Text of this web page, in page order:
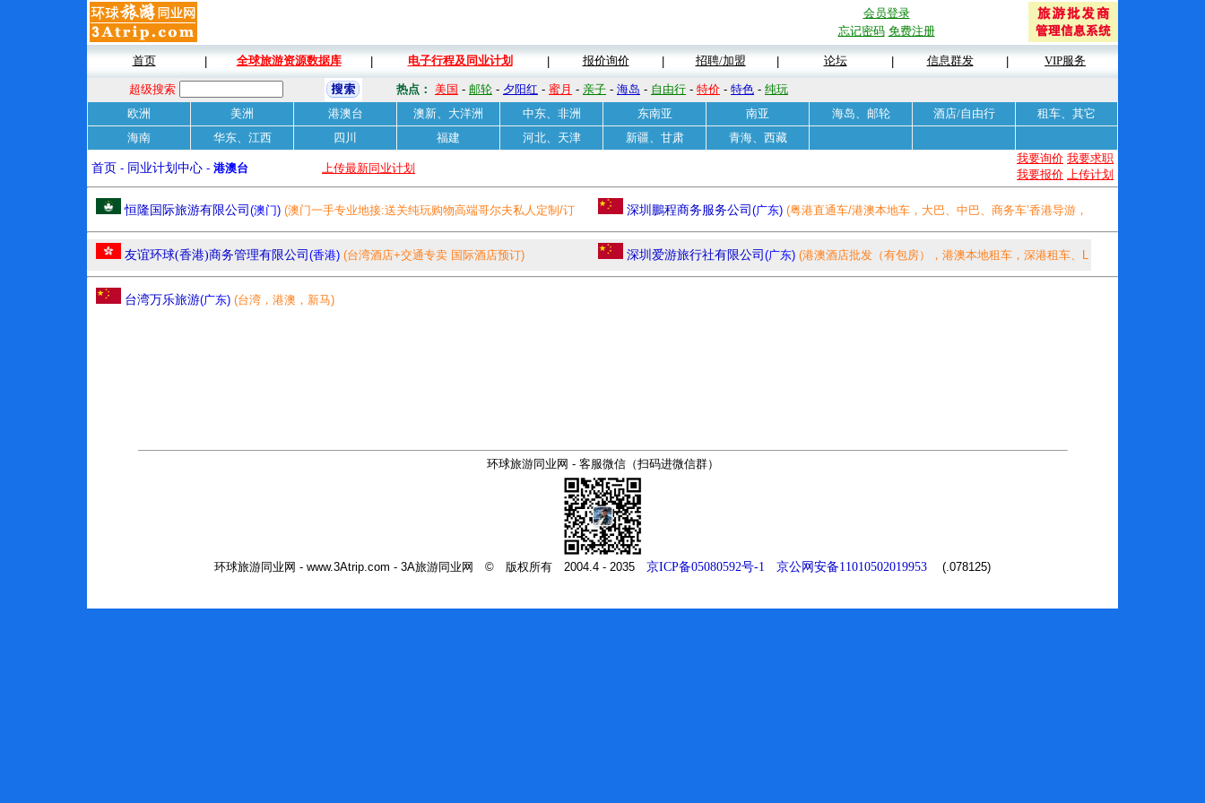
会员登录
忘记密码 免费注册
首页 全球旅游资源数据库 电子行程及同业计划 报价询价 招聘/加盟 论坛 信息群发 VIP服务
超级搜索 热点： 美国 - 邮轮 - 夕阳红 - 蜜月 - 亲子 - 海岛 - 自由行 - 特价 - 特色 - 纯玩
欧洲
美洲 港澳台 澳新、大洋洲 中东、非洲 东南亚 南亚 海岛、邮轮 酒店/自由行
租车、其它
海南
华东、江西 四川 福建 河北、天津 新疆、甘肃 青海、西藏
首页 - 同业计划中心 - 港澳台 上传最新同业计划
我要询价 我要求职
我要报价 上传计划
恒隆国际旅游有限公司 (澳门) (澳门一手专业地接:送关纯玩购物高端哥尔夫私人定制/订
房/旅游巴商务豪华租车/水舞间门票/商务会议/)
深圳鵬程商务服务公司 (广东) (粤港直通车/港澳本地车，大巴、中巴、商务车’香港导游，
团餐，团队门票预订)
友谊环球(香港)商务管理有限公司 (香港) (台湾酒店+交通专卖 国际酒店预订) 深圳爱游旅行社有限公司 (广东) (港澳酒店批发（有包房），港澳本地租车，深港租车、L
台湾万乐旅游(广东) (台湾，港澳，新马)
环球旅游同业网 - 客服微信（扫码进微信群）
环球旅游同业网 - www.3Atrip.com - 3A旅游同业网 © 版权所有 2004.4 - 2035 京ICP备05080592号-1 京公网安备11010502019953 (.078125)